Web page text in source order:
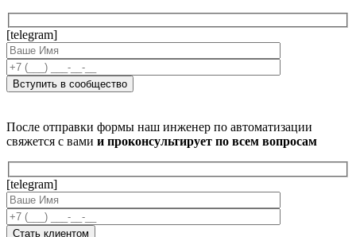
[telegram]
После отправки формы наш инженер по автоматизации
свяжется с вами и проконсультирует по всем вопросам
[telegram]